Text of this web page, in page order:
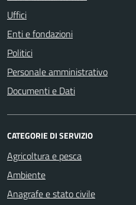
Uffici
Enti e fondazioni
Politici
Personale amministrativo
Documenti e Dati
CATEGORIE DI SERVIZIO
Agricoltura e pesca
Ambiente
Anagrafe e stato civile